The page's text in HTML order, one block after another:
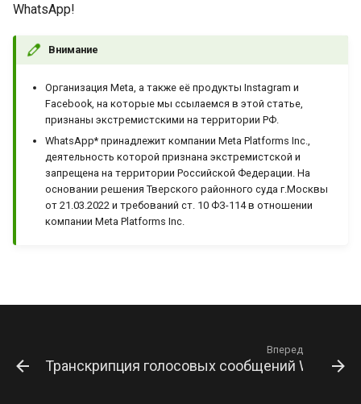
WhatsApp!
Внимание
Организация Meta, а также её продукты Instagram и
Facebook, на которые мы ссылаемся в этой статье,
признаны экстремистскими на территории РФ.
WhatsApp* принадлежит компании Meta Platforms Inc.,
деятельность которой признана экстремистской и
запрещена на территории Российской Федерации. На
основании решения Тверского районного суда г.Москвы
от 21.03.2022 и требований ст. 10 ФЗ-114 в отношении
компании Meta Platforms Inc.
Вперед
Транскрипция голосовых сообщений